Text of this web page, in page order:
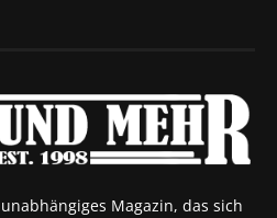
Magazin, das sich